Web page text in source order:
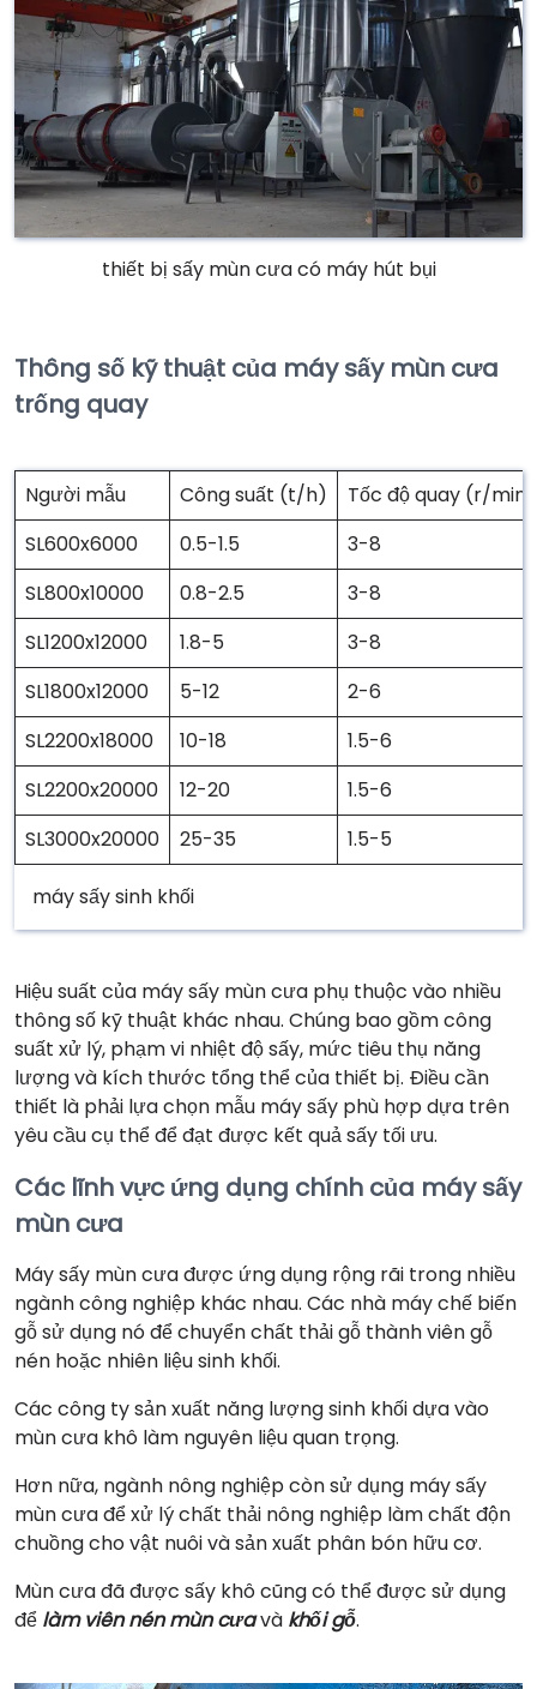
thiết bị sấy mùn cưa có máy hút bụi
Thông số kỹ thuật của máy sấy mùn cưa
trống quay
Người mẫu Công suất (t/h)
Tốc độ quay (r/min)
SL600x6000
0.5-1.5
3-8
SL800x10000
0.8-2.5
3-8
SL1200x12000
1.8-5
3-8
SL1800x12000
5-12
2-6
SL2200x18000
10-18
1.5-6
SL2200x20000
12-20
1.5-6
SL3000x20000
25-35 1.5-5
máy sấy sinh khối
Hiệu suất của máy sấy mùn cưa phụ thuộc vào nhiều
thông số kỹ thuật khác nhau. Chúng bao gồm công
suất xử lý, phạm vi nhiệt độ sấy, mức tiêu thụ năng
lượng và kích thước tổng thể của thiết bị. Điều cần
thiết là phải lựa chọn mẫu máy sấy phù hợp dựa trên
yêu cầu cụ thể để đạt được kết quả sấy tối ưu.
Các lĩnh vực ứng dụng chính của máy sấy
mùn cưa
Máy sấy mùn cưa được ứng dụng rộng rãi trong nhiều
ngành công nghiệp khác nhau. Các nhà máy chế biến
gỗ sử dụng nó để chuyển chất thải gỗ thành viên gỗ
nén hoặc nhiên liệu sinh khối.
Các công ty sản xuất năng lượng sinh khối dựa vào
mùn cưa khô làm nguyên liệu quan trọng.
Hơn nữa, ngành nông nghiệp còn sử dụng máy sấy
mùn cưa để xử lý chất thải nông nghiệp làm chất độn
chuồng cho vật nuôi và sản xuất phân bón hữu cơ.
Mùn cưa đã được sấy khô cũng có thể được sử dụng
để làm viên nén mùn cưavà khối gỗ.